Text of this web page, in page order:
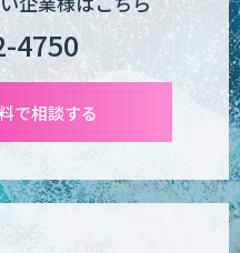
4750
で相談する